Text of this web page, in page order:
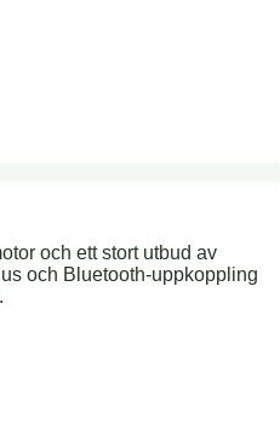
och ett stort utbud av
och Bluetooth-uppkoppling